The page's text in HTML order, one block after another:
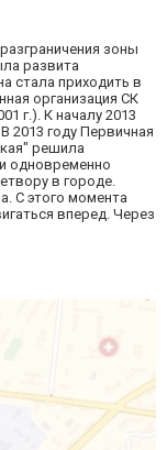
зоны
развита
стала приходить в
организация СК
г.). К началу 2013
2013 году Первичная
решила
одновременно
в городе.
С этого момента
вперед. Через